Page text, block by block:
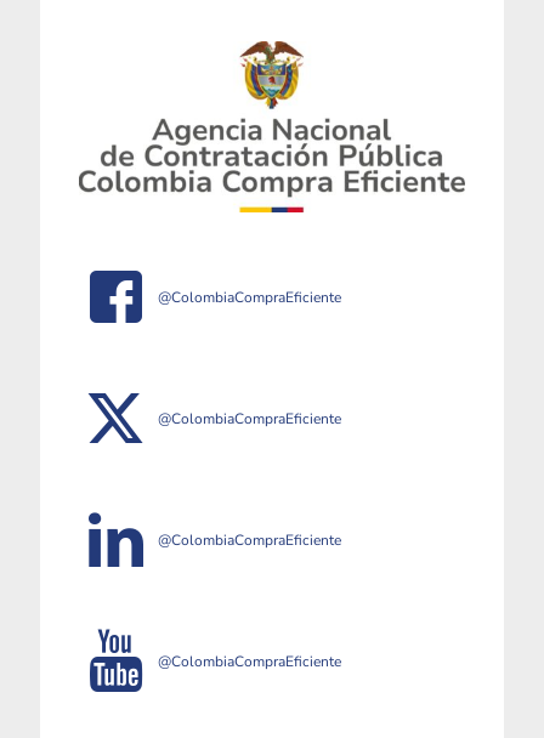
@ColombiaCompraEficiente
@ColombiaCompraEficiente
@ColombiaCompraEficiente
@ColombiaCompraEficiente